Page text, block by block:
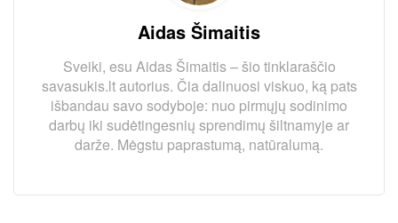
Aidas Šimaitis
Sveiki, esu Aidas Šimaitis – šio tinklaraščio
savasukis.lt autorius. Čia dalinuosi viskuo, ką pats
išbandau savo sodyboje: nuo pirmųjų sodinimo
darbų iki sudėtingesnių sprendimų šiltnamyje ar
darže. Mėgstu paprastumą, natūralumą.